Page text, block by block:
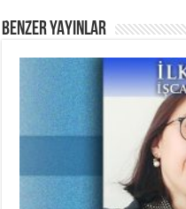
BENZER YAYINLAR